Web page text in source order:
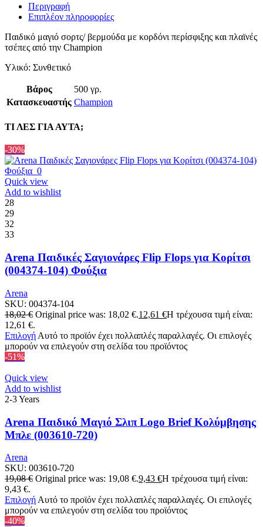
Περιγραφή
Επιπλέον πληροφορίες
Παιδικό μαγιό σορτς/ βερμούδα με κορδόνι περίσφιξης και πλαϊνές
τσέπες από την Champion
Υλικό: Συνθετικό
Βάρος
500 γρ.
Κατασκευαστής Champion
ΤΙ ΛΕΣ ΓΙΑ ΑΥΤΑ;
-30%
Quick view
Add to wishlist
28
29
32
33
Arena Παιδικές Σαγιονάρες Flip Flops για Κορίτσι
(004374-104) Φούξια
Arena
SKU: 004374-104
18,02€ Original price was: 18,02 €.12,61 €Η τρέχουσα τιμή είναι:
12,61 €.
Επιλογή Αυτό το προϊόν έχει πολλαπλές παραλλαγές. Οι επιλογές
μπορούν να επιλεγούν στη σελίδα του προϊόντος
-51%
Quick view
Add to wishlist
2-3 Years
Arena Παιδικό Μαγιό Σλιπ Logo Brief Κολύμβησης
Μπλε (003610-720)
Arena
SKU: 003610-720
19,08€ Original price was: 19,08 €.9,43 €Η τρέχουσα τιμή είναι:
9,43 €.
Επιλογή Αυτό το προϊόν έχει πολλαπλές παραλλαγές. Οι επιλογές
μπορούν να επιλεγούν στη σελίδα του προϊόντος
-40%